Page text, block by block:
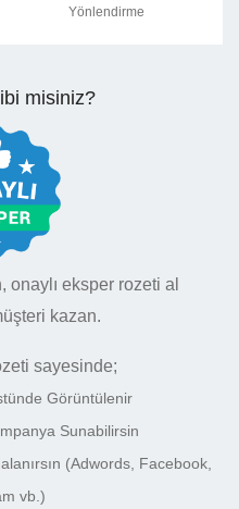
Yönlendirme
misiniz?
eksper rozeti al
kazan.
sayesinde;
Görüntülenir
Sunabilirsin
(Adwords, Facebook,
vb.)